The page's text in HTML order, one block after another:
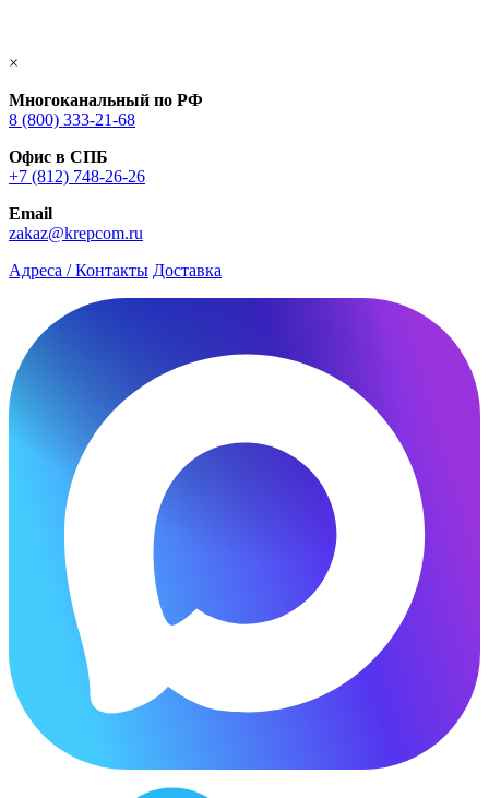
×
Многоканальный по РФ
8 (800) 333‑21-68
Офис в СПБ
+7 (812) 748‑26-26
Email
zakaz@krepcom.ru
Адреса / Контакты Доставка